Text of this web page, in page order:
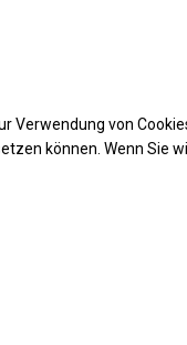
Sie das PDF -
Verwendung von
können. Wenn Sie